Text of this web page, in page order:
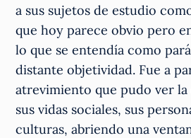
a sus sujetos de estudio
que hoy parece obvio pero
lo que se entendía como
distante objetividad. Fue a
atrevimiento que pudo ver
sus vidas sociales, sus
culturas, abriendo una